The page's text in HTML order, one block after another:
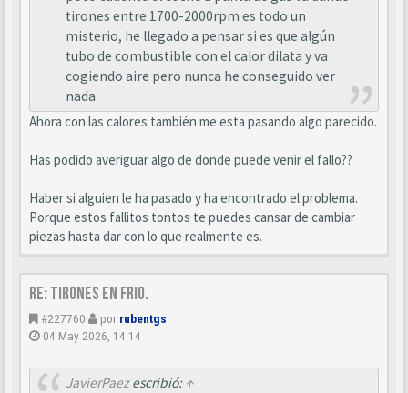
tirones entre 1700-2000rpm es todo un
misterio, he llegado a pensar si es que algún
tubo de combustible con el calor dilata y va
cogiendo aire pero nunca he conseguido ver
nada.
Ahora con las calores también me esta pasando algo parecido.
Has podido averiguar algo de donde puede venir el fallo??
Haber si alguien le ha pasado y ha encontrado el problema.
Porque estos fallitos tontos te puedes cansar de cambiar
piezas hasta dar con lo que realmente es.
Re: Tirones en frio.
#227760 por rubentgs
04 May 2026, 14:14
JavierPaezescribió: ↑